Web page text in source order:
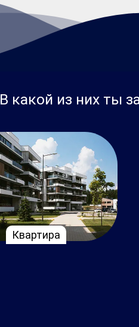
В какой из них ты
Квартира